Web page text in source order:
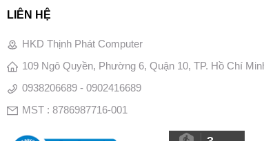
LIÊN HỆ
HKD Thịnh Phát Computer
109 Ngô Quyền, Phường 6, Quận 10, TP. Hồ Chí
0938206689 - 0902416689
MST : 8786987716-001